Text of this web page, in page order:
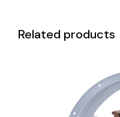
Related products